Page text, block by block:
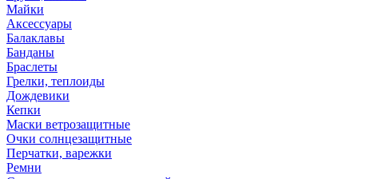
Майки
Аксессуары
Балаклавы
Банданы
Браслеты
Грелки, теплоиды
Дождевики
Кепки
Маски ветрозащитные
Очки солнцезащитные
Перчатки, варежки
Ремни